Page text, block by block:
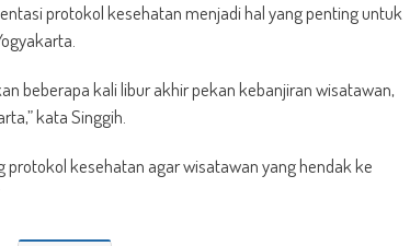
protokol kesehatan menjadi hal yang penting untuk
beberapa kali libur akhir pekan kebanjiran wisatawan,
kata Singgih.
kesehatan agar wisatawan yang hendak ke